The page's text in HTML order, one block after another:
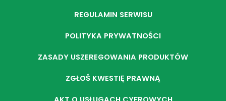
REGULAMIN SERWISU
POLITYKA PRYWATNOŚCI
ZASADY USZEREGOWANIA PRODUKTÓW
ZGŁOŚ KWESTIĘ PRAWNĄ